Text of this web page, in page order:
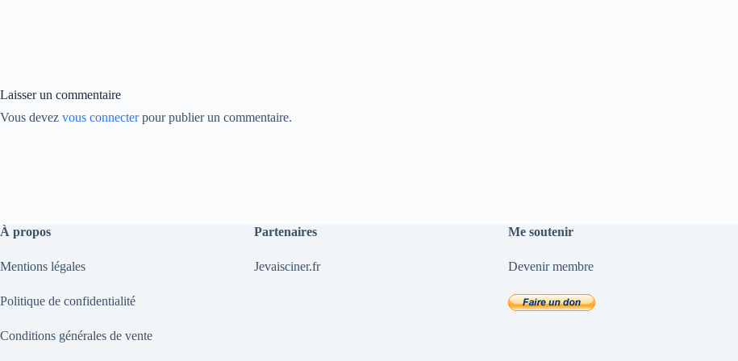
Laisser un commentaire
Vous devez vous connecterpour publier un commentaire.
À propos
Mentions légales
Politique de confidentialité
Conditions générales de vente
Partenaires
Jevaisciner.fr
Me soutenir
Devenir membre